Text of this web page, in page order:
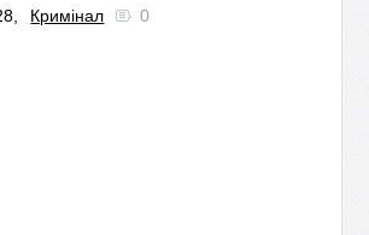
Кримінал 0